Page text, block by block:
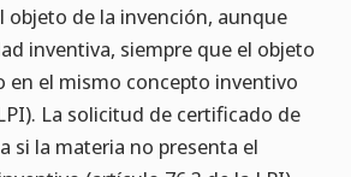
objeto de la invención, aunque
inventiva, siempre que el objeto
en el mismo concepto inventivo
La solicitud de certificado de
si la materia no presenta el